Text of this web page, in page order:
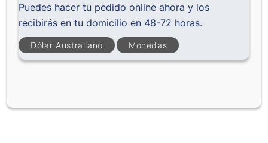
Puedes hacer tu pedido online ahora y los
recibirás en tu domicilio en 48-72 horas.
Dólar Australiano Monedas